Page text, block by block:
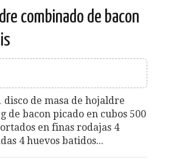
combinado de bacon
de masa de hojaldre
de bacon picado en cubos 500
en finas rodajas 4
4 huevos batidos...